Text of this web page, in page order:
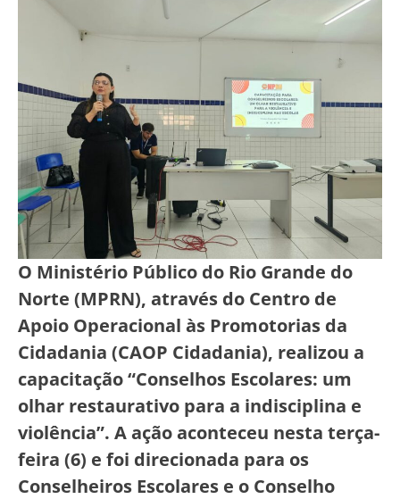
O Ministério Público do Rio Grande do
Norte (MPRN), através do Centro de
Apoio Operacional às Promotorias da
Cidadania (CAOP Cidadania), realizou a
capacitação “Conselhos Escolares: um
olhar restaurativo para a indisciplina e
violência”. A ação aconteceu nesta terça-
feira (6) e foi direcionada para os
Conselheiros Escolares e o Conselho